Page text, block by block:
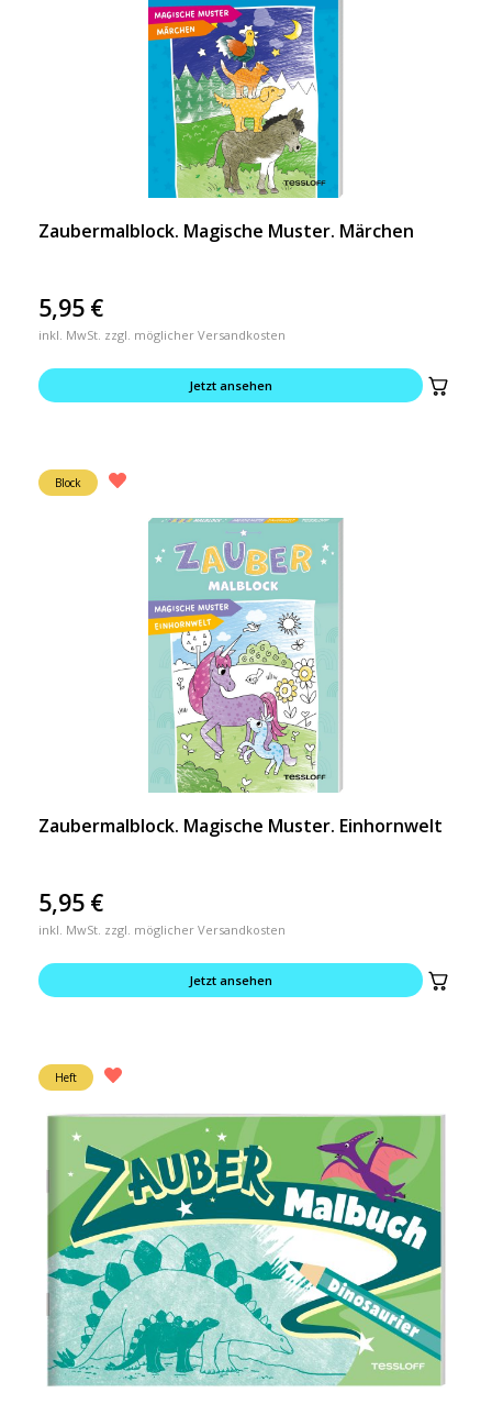
Zaubermalblock. Magische Muster. Märchen
5,95 €
inkl. MwSt. zzgl. möglicher Versandkosten
Jetzt ansehen
Block
Zaubermalblock. Magische Muster. Einhornwelt
5,95 €
inkl. MwSt. zzgl. möglicher Versandkosten
Jetzt ansehen
Heft